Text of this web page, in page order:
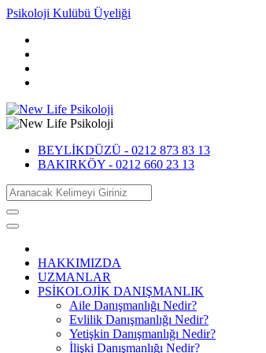
Psikoloji Kulübü Üyeliği
BEYLİKDÜZÜ - 0212 873 83 13
BAKIRKÖY - 0212 660 23 13
HAKKIMIZDA
UZMANLAR
PSİKOLOJİK DANIŞMANLIK
Aile Danışmanlığı Nedir?
Evlilik Danışmanlığı Nedir?
Yetişkin Danışmanlığı Nedir?
İlişki Danışmanlığı Nedir?